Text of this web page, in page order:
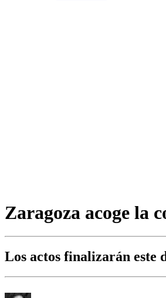
Zaragoza acoge la
Los actos finalizarán este